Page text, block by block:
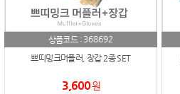
상품코드 : 368692
쁘띠밍크머플러, 장갑 2종 SET
3,600원